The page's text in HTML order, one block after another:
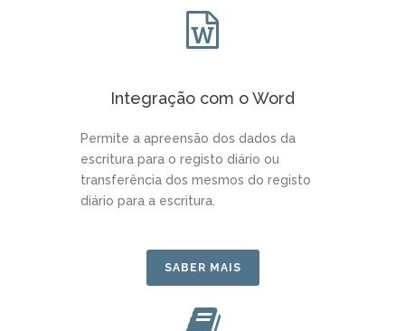
Integração com o Word
Permite a apreensão dos dados da
escritura para o registo diário ou
transferência dos mesmos do registo
diário para a escritura.
SABER MAIS